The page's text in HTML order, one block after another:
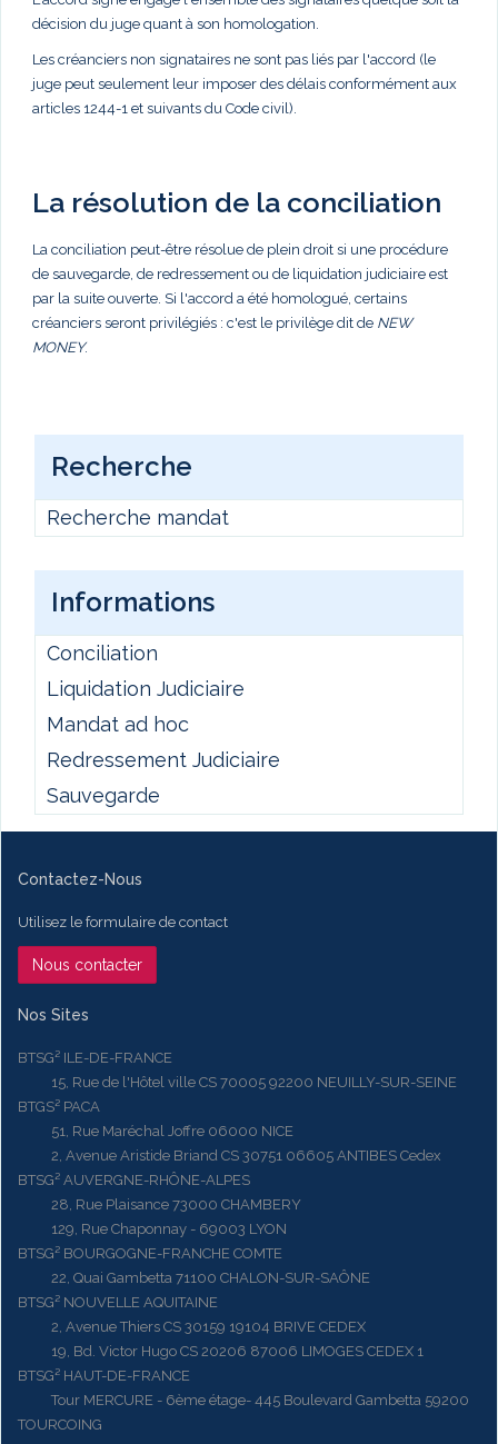
décision du juge quant à son homologation.
Les créanciers non signataires ne sont pas liés par l'accord (le
juge peut seulement leur imposer des délais conformément aux
articles 1244-1 et suivants du Code civil).
La résolution de la conciliation
La conciliation peut-être résolue de plein droit si une procédure
de sauvegarde, de redressement ou de liquidation judiciaire est
par la suite ouverte. Si l'accord a été homologué, certains
créanciers seront privilégiés : c'est le privilège dit de NEW
MONEY.
Recherche
Recherche mandat
Informations
Conciliation
Liquidation Judiciaire
Mandat ad hoc
Redressement Judiciaire
Sauvegarde
Contactez-Nous
Utilisez le formulaire de contact
Nous contacter
Nos Sites
BTSG² ILE-DE-FRANCE
15, Rue de l'Hôtel ville CS 70005 92200 NEUILLY-SUR-SEINE
BTGS² PACA
51, Rue Maréchal Joffre 06000 NICE
2, Avenue Aristide Briand CS 30751 06605 ANTIBES Cedex
BTSG² AUVERGNE-RHÔNE-ALPES
28, Rue Plaisance 73000 CHAMBERY
129, Rue Chaponnay - 69003 LYON
BTSG² BOURGOGNE-FRANCHE COMTE
22, Quai Gambetta 71100 CHALON-SUR-SAÔNE
BTSG² NOUVELLE AQUITAINE
2, Avenue Thiers CS 30159 19104 BRIVE CEDEX
19, Bd. Victor Hugo CS 20206 87006 LIMOGES CEDEX 1
BTSG² HAUT-DE-FRANCE
Tour MERCURE - 6ème étage- 445 Boulevard Gambetta 59200
TOURCOING